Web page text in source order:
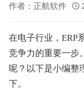
作者：正航软件
在电子行业，ERP
竞争力的重要一步
呢？以下是小编整
下。